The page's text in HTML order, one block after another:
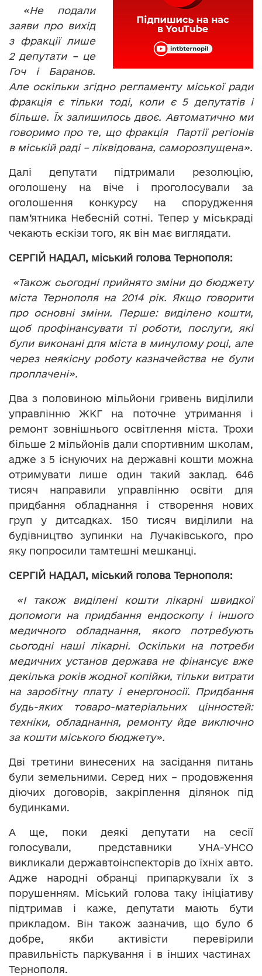
«Не подали
заяви про вихід
з фракції лише
2 депутати – це
Гоч і Баранов.
Але оскільки згідно регламенту міської ради
фракція є тільки тоді, коли є 5 депутатів і
більше. Їх залишилось двоє. Автоматично ми
говоримо про те, що фракція Партії регіонів
в міській раді – ліквідована, саморозпущена».
Далі депутати підтримали резолюцію,
оголошену на віче і проголосували за
оголошення конкурсу на спорудження
пам’ятника Небесній сотні. Тепер у міськраді
чекають ескізи того, як він має виглядати.
СЕРГІЙ НАДАЛ, міський голова Тернополя:
«Також сьогодні прийнято зміни до бюджету
міста Тернополя на 2014 рік. Якщо говорити
про основні зміни. Перше: виділено кошти,
щоб профінансувати ті роботи, послуги, які
були виконані для міста в минулому році, але
через неякісну роботу казначейства не були
проплачені».
Два з половиною мільйони гривень виділили
управлінню ЖКГ на поточне утримання і
ремонт зовнішнього освітлення міста. Трохи
більше 2 мільйонів дали спортивним школам,
адже з 5 існуючих на державні кошти можна
отримувати лише один такий заклад. 646
тисяч направили управлінню освіти для
придбання обладнання і створення нових
груп у дитсадках. 150 тисяч виділили на
будівництво зупинки на Лучаківського, про
яку попросили тамтешні мешканці.
СЕРГІЙ НАДАЛ, міський голова Тернополя:
«І також виділені кошти лікарні швидкої
допомоги на придбання ендоскопу і іншого
медичного обладнання, якого потребують
сьогодні наші лікарні. Оскільки на потреби
медичних установ держава не фінансує вже
декілька років жодної копійки, тільки витрати
на заробітну плату і енергоносії. Придбання
будь-яких товаро-матеріальних цінностей:
техніки, обладнання, ремонту йде виключно
за кошти міського бюджету».
Дві третини винесених на засідання питань
були земельними. Серед них – продовження
діючих договорів, закріплення ділянок під
будинками.
А ще, поки деякі депутати на сесії
голосували, представники УНА-УНСО
викликали державтоінспекторів до їхніх авто.
Адже народні обранці припаркували їх з
порушенням. Міський голова таку ініціативу
підтримав і каже, депутати мають бути
прикладом. Він також зазначив, що було б
добре, якби активісти перевірили
правильність паркування і в інших частинах
Тернополя.